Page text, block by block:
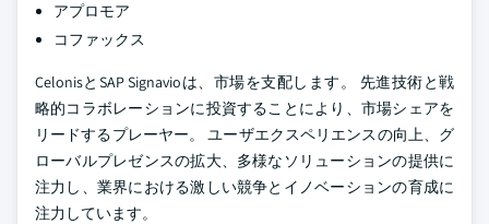
アプロモア
コファックス
CelonisとSAP Signavioは、市場を支配します。 先進技術と戦
略的コラボレーションに投資することにより、市場シェアを
リードするプレーヤー。 ユーザエクスペリエンスの向上、グ
ローバルプレゼンスの拡大、多様なソリューションの提供に
注力し、業界における激しい競争とイノベーションの育成に
注力しています。